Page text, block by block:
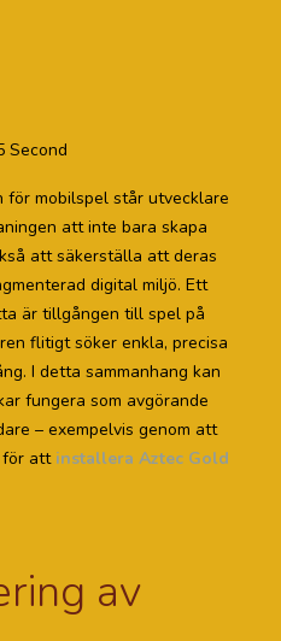
Second
för mobilspel står utvecklare
att inte bara skapa
att säkerställa att deras
digital miljö. Ett
är tillgången till spel på
flitigt söker enkla, precisa
I detta sammanhang kan
fungera som avgörande
– exempelvis genom att
för att installera Aztec Gold
av